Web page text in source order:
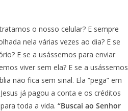
o nosso celular? E sempre
nela várias vezes ao dia? E se
E se a usássemos para enviar
viver sem ela? E se a usássemos
não fica sem sinal. Ela “pega” em
já pagou a conta e os créditos
toda a vida. “Buscai ao Senhor